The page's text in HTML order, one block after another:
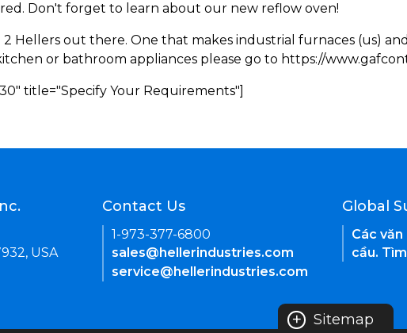
Don't forget to learn about our new reflow oven!
Hellers out there. One that makes industrial furnaces (us)
or bathroom appliances please go to https://
title="Specify Your Requirements"]
USA
Contact Us
1-973-377-6800
sales@hellerindustries.com
service@hellerindustries.com
Global
Các
cầu.
+ Sitemap